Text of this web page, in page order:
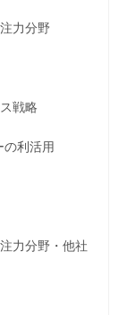
力分野
戦略
利活用
力分野・他社